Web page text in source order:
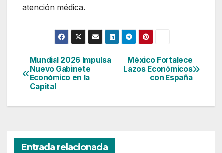
atención médica.
Navegación
de
entradas
México Fortalece
Lazos Económicos
con España
Mundial 2026 Impulsa
Nuevo Gabinete
Económico en la
Capital
Entrada relacionada